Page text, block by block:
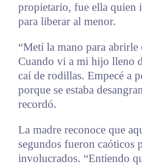
propietario, fue ella quien
para liberar al menor.
“Metí la mano para abrirle
Cuando vi a mi hijo lleno
caí de rodillas. Empecé a
porque se estaba
recordó.
La madre reconoce que
segundos fueron caóticos
involucrados. “Entiendo